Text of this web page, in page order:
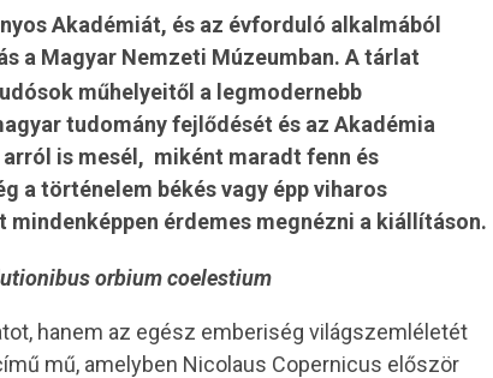
Akadémiát, és az évforduló alkalmából
a Magyar Nemzeti Múzeumban. A tárlat
műhelyeitől a legmodernebb
tudomány fejlődését és az Akadémia
is mesél, miként maradt fenn és
a történelem békés vagy épp viharos
mindenképpen érdemes megnézni a kiállításon.
orbium coelestium
hanem az egész emberiség világszemléletét
mű, amelyben Nicolaus Copernicus először